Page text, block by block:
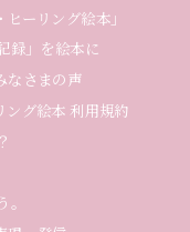
ーリング絵本」
録」を絵本に
なさまの声
ング絵本 利用規約